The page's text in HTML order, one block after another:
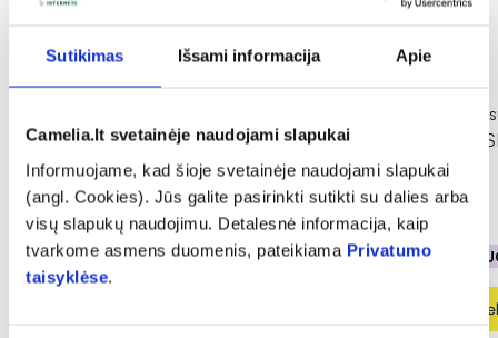
Sutikimas Išsami informacija Apie
Camelia.lt svetainėje naudojami slapukai
Informuojame, kad šioje svetainėje naudojami slapukai
(angl. Cookies). Jūs galite pasirinkti sutikti su dalies arba
visų slapukų naudojimu. Detalesnė informacija, kaip
tvarkome asmens duomenis, pateikiama Privatumo
taisyklėse.
muilas PERFECT SHAPER,
juodas, 10 ml
2,49 €
4,99 €
% PAPILDOMA NUOLAIDA
DELIA antakius
muilas PERFECT
rudas, 10 ml
2,49 €
4,99 €
% PAPILDOMA
Į